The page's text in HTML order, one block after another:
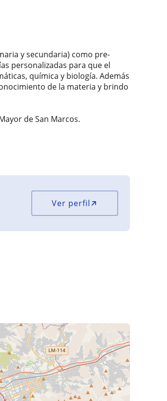
y secundaria) como pre-
personalizadas para que el
química y biología. Además
de la materia y brindo
de San Marcos.
Ver perfil